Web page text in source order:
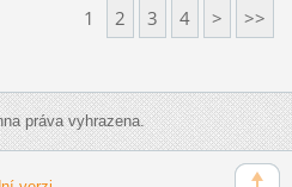
1 2 3 4 > >>
práva vyhrazena.